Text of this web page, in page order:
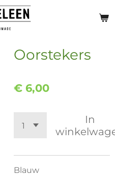
Oorstekers
€ 6,00
In
Blauw